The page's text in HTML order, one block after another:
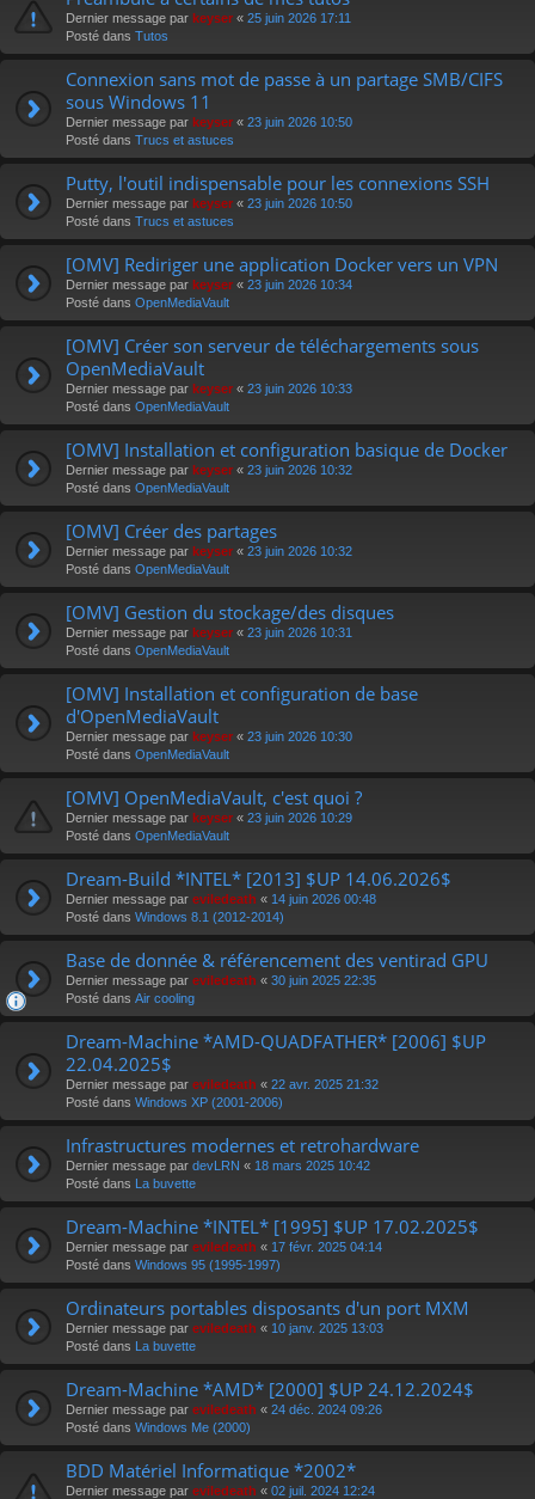
Dernier message par keyser « 25 juin 2026 17:11
Posté dans Tutos
Connexion sans mot de passe à un partage SMB/CIFS
sous Windows 11
Dernier message par keyser « 23 juin 2026 10:50
Posté dans Trucs et astuces
Putty, l'outil indispensable pour les connexions SSH
Dernier message par keyser « 23 juin 2026 10:50
Posté dans Trucs et astuces
[OMV] Rediriger une application Docker vers un VPN
Dernier message par keyser « 23 juin 2026 10:34
Posté dans OpenMediaVault
[OMV] Créer son serveur de téléchargements sous
OpenMediaVault
Dernier message par keyser « 23 juin 2026 10:33
Posté dans OpenMediaVault
[OMV] Installation et configuration basique de Docker
Dernier message par keyser « 23 juin 2026 10:32
Posté dans OpenMediaVault
[OMV] Créer des partages
Dernier message par keyser « 23 juin 2026 10:32
Posté dans OpenMediaVault
[OMV] Gestion du stockage/des disques
Dernier message par keyser « 23 juin 2026 10:31
Posté dans OpenMediaVault
[OMV] Installation et configuration de base
d'OpenMediaVault
Dernier message par keyser « 23 juin 2026 10:30
Posté dans OpenMediaVault
[OMV] OpenMediaVault, c'est quoi ?
Dernier message par keyser « 23 juin 2026 10:29
Posté dans OpenMediaVault
Dream-Build *INTEL* [2013] $UP 14.06.2026$
Dernier message par eviledeath « 14 juin 2026 00:48
Posté dans Windows 8.1 (2012-2014)
Base de donnée & référencement des ventirad GPU
Dernier message par eviledeath « 30 juin 2025 22:35
Posté dans Air cooling
Dream-Machine *AMD-QUADFATHER* [2006] $UP
22.04.2025$
Dernier message par eviledeath « 22 avr. 2025 21:32
Posté dans Windows XP (2001-2006)
Infrastructures modernes et retrohardware
Dernier message par devLRN « 18 mars 2025 10:42
Posté dans La buvette
Dream-Machine *INTEL* [1995] $UP 17.02.2025$
Dernier message par eviledeath « 17 févr. 2025 04:14
Posté dans Windows 95 (1995-1997)
Ordinateurs portables disposants d'un port MXM
Dernier message par eviledeath « 10 janv. 2025 13:03
Posté dans La buvette
Dream-Machine *AMD* [2000] $UP 24.12.2024$
Dernier message par eviledeath « 24 déc. 2024 09:26
Posté dans Windows Me (2000)
BDD Matériel Informatique *2002*
Dernier message par eviledeath « 02 juil. 2024 12:24